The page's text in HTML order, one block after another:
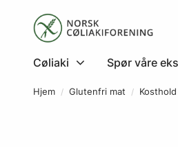
Cøliaki Spør våre
Hjem Glutenfri mat